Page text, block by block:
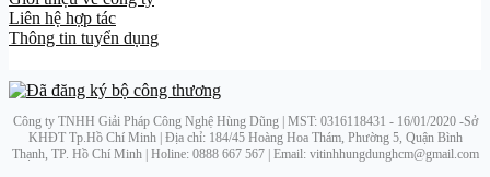
Liên hệ hợp tác
Thông tin tuyển dụng
Công ty TNHH Giải Pháp Công Nghệ Hùng Dũng | MST: 0316118431 - 16/01/2020 -Sở
KHĐT Tp.Hồ Chí Minh | Địa chỉ: 184/45 Hoàng Hoa Thám, Phường 5, Quận Bình
Thạnh, TP. Hồ Chí Minh | Holine: 0888 667 567 | Email: vitinhhungdunghcm@gmail.com